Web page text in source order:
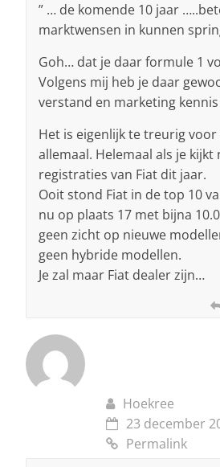
” … de komende 10 jaar
marktwensen in kunnen
Goh… dat je daar formule 1
Volgens mij heb je daar
verstand en marketing
Het is eigenlijk te treurig
allemaal. Helemaal als je kijkt
registraties van Fiat dit jaar.
Ooit stond Fiat in de top 10
nu op plaats 17 met bijna
geen zicht op nieuwe
geen hybride modellen.
Je zal maar Fiat dealer zijn…
Hoekree
23 december
Permalink